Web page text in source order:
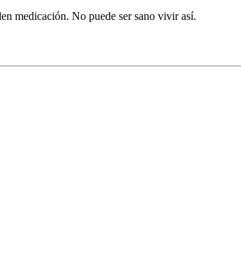
medicación. No puede ser sano vivir así.